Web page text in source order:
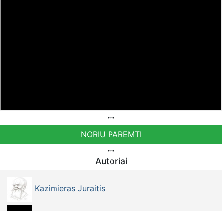
NORIU PAREMTI
Autoriai
Kazimieras Juraitis